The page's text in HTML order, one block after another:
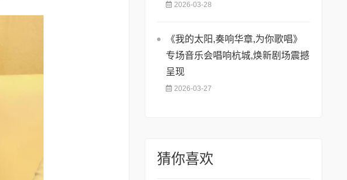
2026-03-28
《我的太阳,奏响华章,为你歌唱》
专场音乐会唱响杭城,焕新剧场震撼
呈现
2026-03-27
猜你喜欢